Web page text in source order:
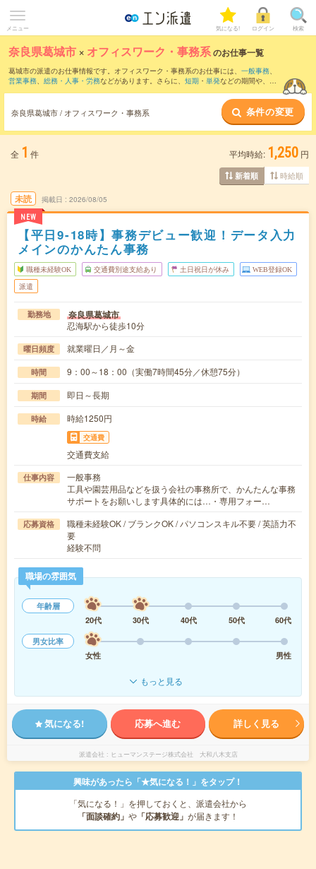
メニュー 気になる! ログイン 検索
奈良県葛城市 × オフィスワーク・事務系のお仕事一覧
葛城市の派遣のお仕事情報です。オフィスワーク・事務系のお仕事には、 一般事務、
営業事務、 総務・人事・労務などがあります。さらに、 短期 ・ 単発などの期間や、 職
奈良県葛城市 / オフィスワーク・事務系 条件の変更
全 1 件 平均時給: 1,250 円
新着順 時給順
未読
NEW
掲載日 2026/08/05
【平日9-18時】事務デビュー歓迎！データ入力
メインのかんたん事務
職種未経験OK 交通費別途支給あり 土日祝日が休み WEB登録OK
派遣
勤務地 奈良県葛城市
忍海駅から徒歩10分
曜日頻度 就業曜日／月～金
時間 9：00～18：00（実働7時間45分／休憩75分）
期間 即日～長期
時給 時給1250円
交通費
交通費支給
仕事内容
一般事務
工具や園芸用品などを扱う会社の事務所で、かんたんな事務
サポートをお願いします具体的には…・専用フォー…
応募資格
職種未経験OK / ブランクOK / パソコンスキル不要 / 英語力不
要
経験不問
職場の雰囲気
年齢層
20代
30代 40代 50代
60代
男女比率
女性
男性
もっと見る
気になる! 応募へ進む 詳しく見る
派遣会社 ヒューマンステージ株式会社 大和八木支店
興味があったら「★気になる！」をタップ！
「気になる！」を押しておくと、派遣会社から
「面談確約」 や 「応募歓迎」 が届きます！